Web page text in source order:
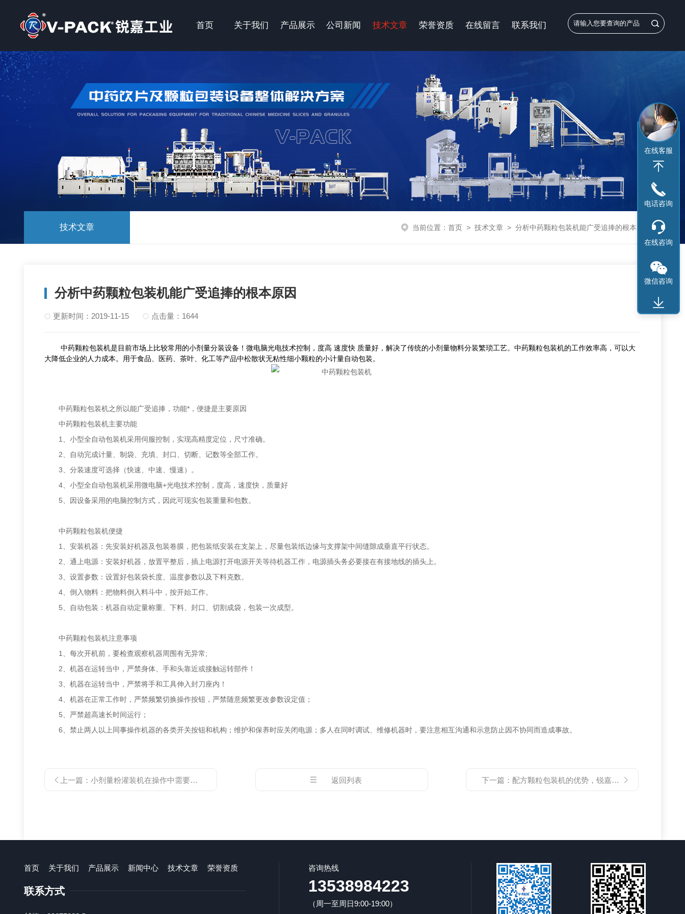
首页 关于我们 产品展示 公司新闻 技术文章 荣誉资质 在线留言 联系我们
技术文章 当前位置： 首页> 技术文章> 分析中药颗粒包装机能广受追捧的根本原因
分析中药颗粒包装机能广受追捧的根本原因
更新时间：2019-11-15 点击量：1644
中药颗粒包装机是目前市场上比较常用的小剂量分装设备！微电脑光电技术控制，度高 速度快 质量好，解决了传统的小剂量物料分装繁琐工艺。中药颗粒包装机的工作效率高，可以大
大降低企业的人力成本。用于食品、医药、茶叶、化工等产品中松散状无粘性细小颗粒的小计量自动包装。
中药颗粒包装机之所以能广受追捧，功能*，便捷是主要原因
中药颗粒包装机主要功能
1、小型全自动包装机采用伺服控制，实现高精度定位，尺寸准确。
2、自动完成计量、制袋、充填、封口、切断、记数等全部工作。
3、分装速度可选择（快速、中速、慢速）。
4、小型全自动包装机采用微电脑+光电技术控制，度高，速度快，质量好
5、因设备采用的电脑控制方式，因此可现实包装重量和包数。
中药颗粒包装机便捷
1、安装机器：先安装好机器及包装卷膜，把包装纸安装在支架上，尽量包装纸边缘与支撑架中间缝隙成垂直平行状态。
2、通上电源：安装好机器，放置平整后，插上电源打开电源开关等待机器工作，电源插头务必要接在有接地线的插头上。
3、设置参数：设置好包装袋长度、温度参数以及下料克数。
4、倒入物料：把物料倒入料斗中，按开始工作。
5、自动包装：机器自动定量称重、下料、封口、切割成袋，包装一次成型。
中药颗粒包装机注意事项
1、每次开机前，要检查观察机器周围有无异常;
2、机器在运转当中，严禁身体、手和头靠近或接触运转部件！
3、机器在运转当中，严禁将手和工具伸入封刀座内！
4、机器在正常工作时，严禁频繁切换操作按钮，严禁随意频繁更改参数设定值；
5、严禁超高速长时间运行；
6、禁止两人以上同事操作机器的各类开关按钮和机构；维护和保养时应关闭电源；多人在同时调试、维修机器时，要注意相互沟通和示意防止因不协同而造成事故。
上一篇：小剂量粉灌装机在操作中需要做些什么呢？ 返回列表 下一篇： 配方颗粒包装机的优势，锐嘉来谈！
首页 关于我们 产品展示 新闻中心 技术文章 荣誉资质
联系方式
咨询热线
13538984223
（周一至周日9:00-19:00）
在线客服
电话咨询
在线咨询
微信咨询